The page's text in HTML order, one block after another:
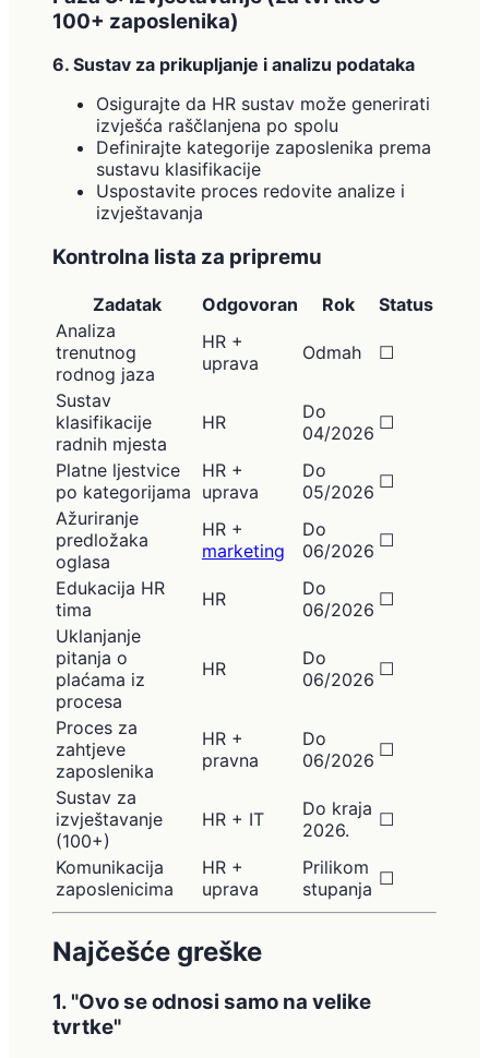
100+ zaposlenika)
6. Sustav za prikupljanje i analizu podataka
Osigurajte da HR sustav može generirati
izvješća raščlanjena po spolu
Definirajte kategorije zaposlenika prema
sustavu klasifikacije
Uspostavite proces redovite analize i
izvještavanja
Kontrolna lista za pripremu
Zadatak Odgovoran Rok
Status
Analiza
trenutnog
rodnog jaza
HR +
uprava
Odmah ☐
Sustav
klasifikacije
radnih mjesta
HR
Do
04/2026 ☐
Platne ljestvice
po kategorijama
HR +
uprava
Do
05/2026 ☐
Ažuriranje
predložaka
oglasa
HR +
marketing
Do
06/2026 ☐
Edukacija HR
tima
HR
Do
06/2026 ☐
Uklanjanje
pitanja o
plaćama iz
procesa
HR
Do
06/2026 ☐
Proces za
zahtjeve
zaposlenika
HR +
pravna
Do
06/2026 ☐
Sustav za
izvještavanje
(100+)
HR + IT
Do kraja
2026.
☐
Komunikacija
zaposlenicima
HR +
uprava
Prilikom
stupanja ☐
Najčešće greške
1. "Ovo se odnosi samo na velike
tvrtke"